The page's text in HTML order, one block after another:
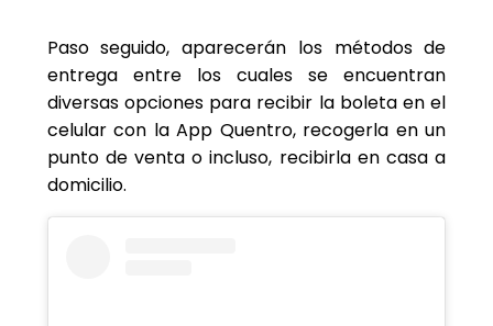
Paso seguido, aparecerán los métodos de
entrega entre los cuales se encuentran
diversas opciones para recibir la boleta en el
celular con la App Quentro, recogerla en un
punto de venta o incluso, recibirla en casa a
domicilio.